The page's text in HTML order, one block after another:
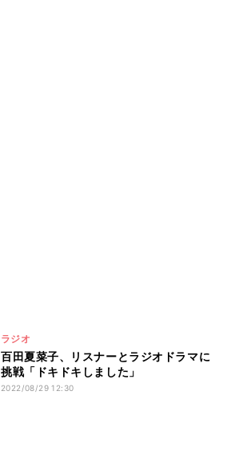
ラジオ
百田夏菜子、リスナーとラジオドラマに
挑戦「ドキドキしました」
2022/08/29 12:30